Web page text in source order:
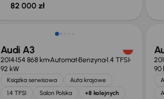
82 000 zł
Taniej o 1 000 zł
Audi A3
2014154 868 kmAutomatBenzyna1.4 TFSI
92 kW
Książka serwisowa
Auta krajowe
1.4 TFSI
Salon Polska +8 kolejnych
90